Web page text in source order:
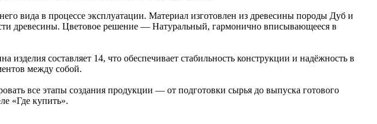
вида в процессе эксплуатации. Материал изготовлен из древесины породы Дуб и
древесины. Цветовое решение — Натуральный, гармонично вписывающееся в
составляет 14, что обеспечивает стабильность конструкции и надёжность в
между собой.
все этапы создания продукции — от подготовки сырья до выпуска готового
«Где купить».